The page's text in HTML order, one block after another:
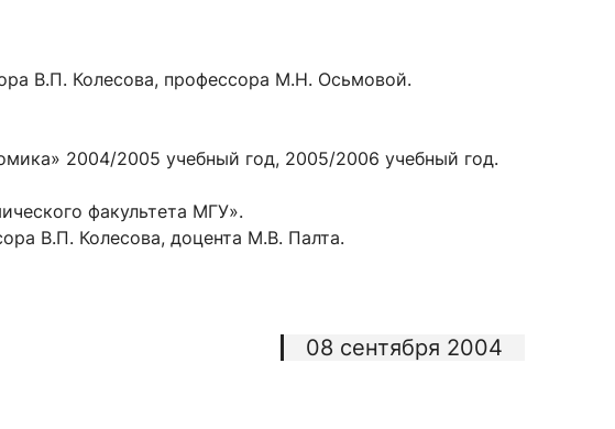
В.П. Колесова, профессора М.Н. Осьмовой.
2004/2005 учебный год, 2005/2006 учебный год.
факультета МГУ».
В.П. Колесова, доцента М.В. Палта.
08 сентября 2004